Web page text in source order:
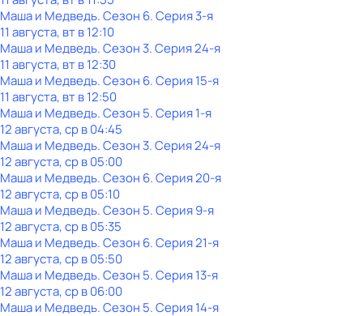
Маша и Медведь. Сезон 6. Серия 3-я
11 августа, вт в 12:10
Маша и Медведь. Сезон 3. Серия 24-я
11 августа, вт в 12:30
Маша и Медведь. Сезон 6. Серия 15-я
11 августа, вт в 12:50
Маша и Медведь. Сезон 5. Серия 1-я
12 августа, ср в 04:45
Маша и Медведь. Сезон 3. Серия 24-я
12 августа, ср в 05:00
Маша и Медведь. Сезон 6. Серия 20-я
12 августа, ср в 05:10
Маша и Медведь. Сезон 5. Серия 9-я
12 августа, ср в 05:35
Маша и Медведь. Сезон 6. Серия 21-я
12 августа, ср в 05:50
Маша и Медведь. Сезон 5. Серия 13-я
12 августа, ср в 06:00
Маша и Медведь. Сезон 5. Серия 14-я